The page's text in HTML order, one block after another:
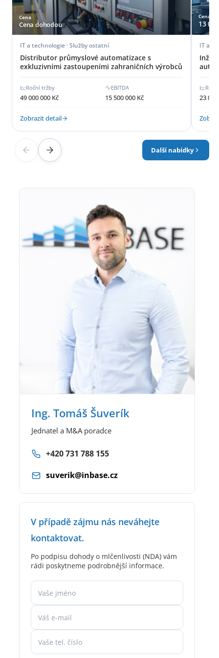
Cena
Cena dohodou
IT a technologie · Služby ostatní
Distributor průmyslové automatizace s
exkluzivními zastoupeními zahraničních výrobců
Roční tržby
49 000 000 Kč
EBITDA
15 500 000 Kč
Zobrazit detail
Cena
13
IT a
23
Další nabídky
Ing. Tomáš Šuverík
Jednatel a M&A poradce
+420 731 788 155
suverik@inbase.cz
V případě zájmu nás neváhejte
kontaktovat.
Po podpisu dohody o mlčenlivosti (NDA) vám
rádi poskytneme podrobnější informace.